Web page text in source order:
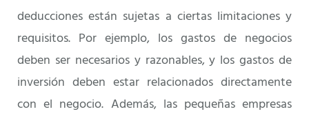
deducciones están sujetas a ciertas limitaciones y
requisitos. Por ejemplo, los gastos de negocios
deben ser necesarios y razonables, y los gastos de
inversión deben estar relacionados directamente
con el negocio. Además, las pequeñas empresas